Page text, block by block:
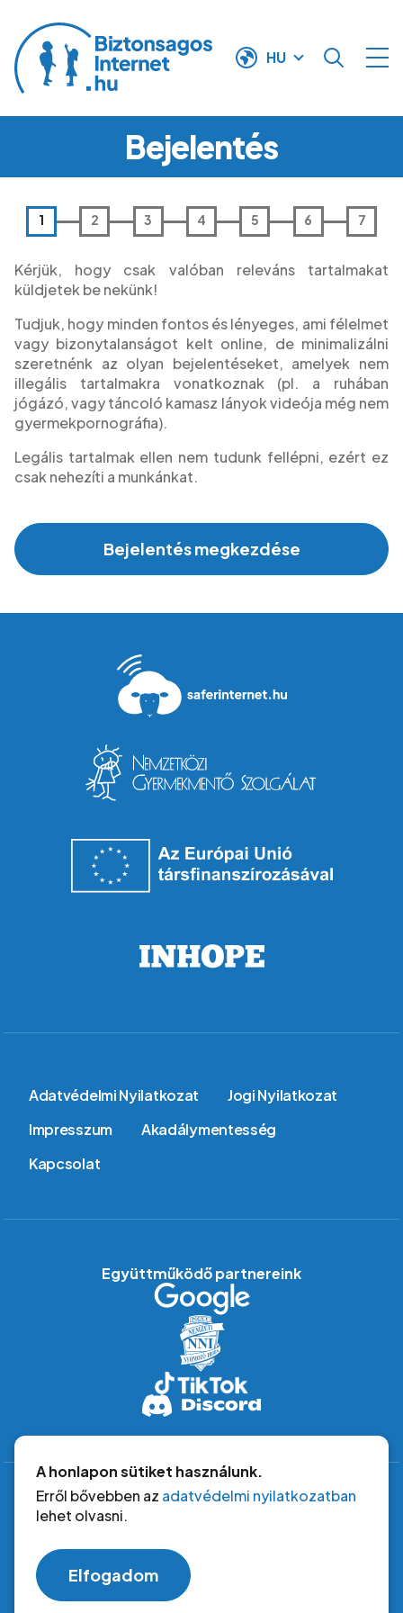
HU
Bejelentés
Kérjük, hogy csak valóban releváns tartalmakat
küldjetek be nekünk!
Tudjuk, hogy minden fontos és lényeges, ami félelmet
vagy bizonytalanságot kelt online, de minimalizálni
szeretnénk az olyan bejelentéseket, amelyek nem
illegális tartalmakra vonatkoznak (pl. a ruhában
jógázó, vagy táncoló kamasz lányok videója még nem
gyermekpornográfia).
Legális tartalmak ellen nem tudunk fellépni, ezért ez
csak nehezíti a munkánkat.
Bejelentés megkezdése
Lábléc
Adatvédelmi Nyilatkozat
Jogi Nyilatkozat
Impresszum
Akadálymentesség
Kapcsolat
Együttműködő partnereink
Copyright © 2026 biztonsagosinternet.hu. Minden jog
A honlapon sütiket használunk.
Erről bővebben az adatvédelmi nyilatkozatban
lehet olvasni.
Elfogadom